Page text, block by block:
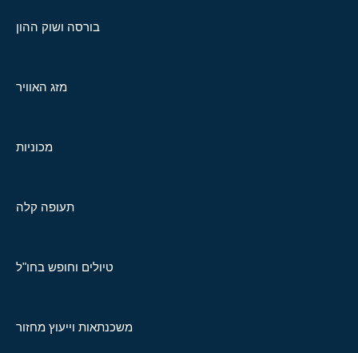
בורסה ושוק ההון
מזג האוויר
מכוניות
תעופה קלה
טיולים וחופש בחו"ל
משכנתאות וייעוץ מחזור